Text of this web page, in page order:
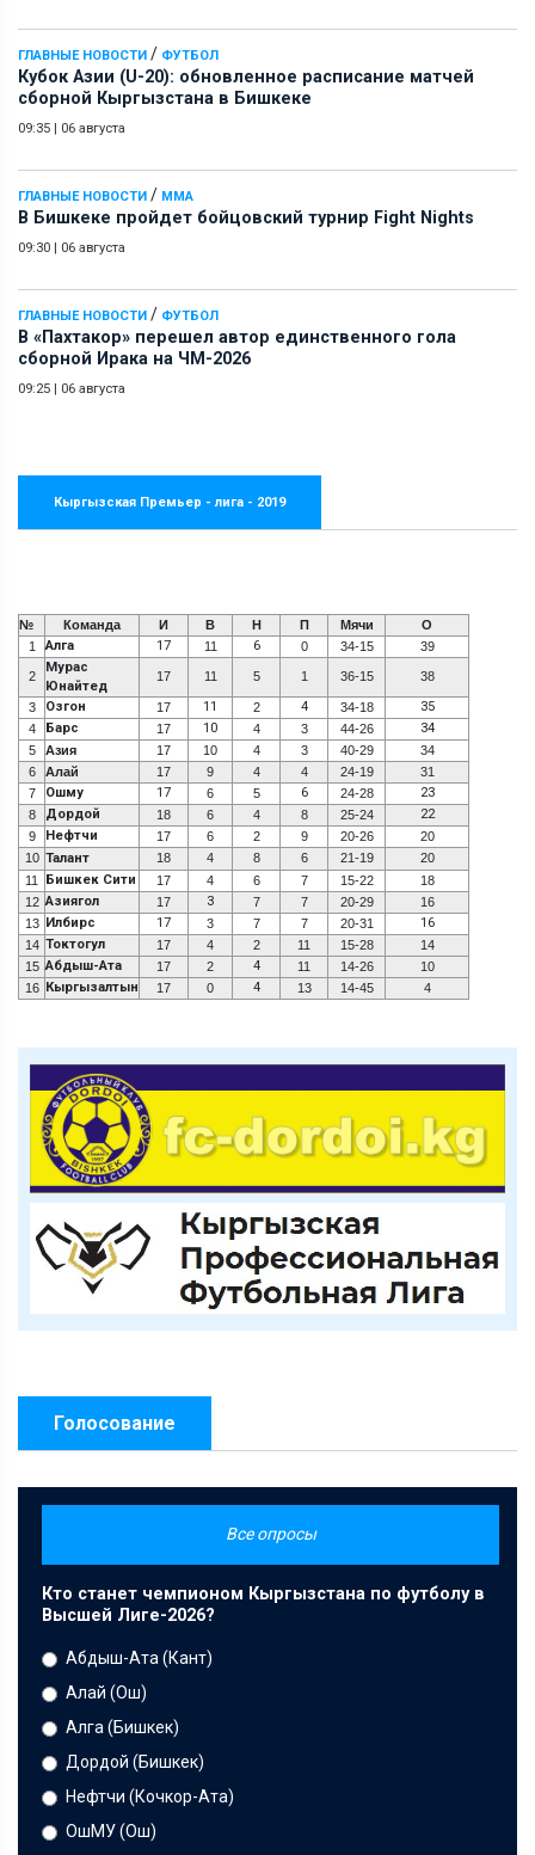
ГЛАВНЫЕ НОВОСТИ / ФУТБОЛ
Кубок Азии (U-20): обновленное расписание матчей
сборной Кыргызстана в Бишкеке
09:35 06 августа
ГЛАВНЫЕ НОВОСТИ / ММА
В Бишкеке пройдет бойцовский турнир Fight Nights
09:30 06 августа
ГЛАВНЫЕ НОВОСТИ / ФУТБОЛ
В «Пахтакор» перешел автор единственного гола
сборной Ирака на ЧМ-2026
09:25 06 августа
Кыргызская Премьер - лига - 2019
№ Команда И В Н П Мячи
О
1
Алга 17 11 6 0 34-15 39
2
Мурас
Юнайтед
17 11 5 1 36-15 38
3 Озгон 17 11 2 4 34-18 35
4 Барс 17 10 4 3 44-26 34
5 Азия 17 10 4 3 40-29
34
6
Алай 17 9 4 4 24-19
31
7
Ошму 17 6 5 6 24-28 23
8 Дордой 18 6 4 8 25-24 22
9 Нефтчи 17 6 2 9 20-26
20
10 Талант 18 4 8 6 21-19
20
11
Бишкек Сити 17 4 6 7 15-22
18
12 Азиягол 17 3 7 7 20-29
16
13
Илбирс 17 3 7 7 20-31 16
14 Токтогул 17 4 2 11 15-28
14
15 Абдыш-Ата 17 2 4 11 14-26
10
16
Кыргызалтын 17 0 4 13 14-45 4
Голосование
Все опросы
Кто станет чемпионом Кыргызстана по футболу в
Высшей Лиге-2026?
Абдыш-Ата (Кант)
Алай (Ош)
Алга (Бишкек)
Дордой (Бишкек)
Нефтчи (Кочкор-Ата)
ОшМУ (Ош)